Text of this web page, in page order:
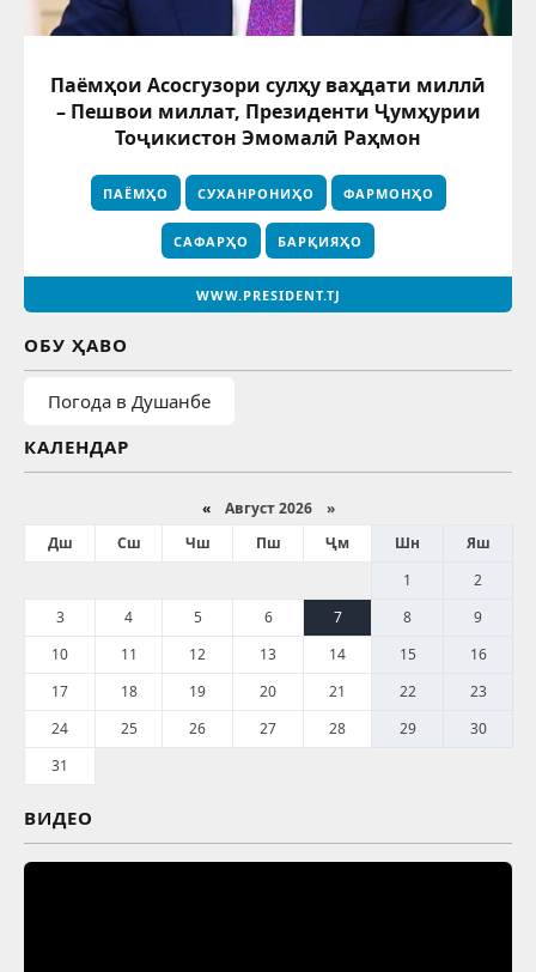
Паёмҳои Асосгузори сулҳу ваҳдати миллӣ
– Пешвои миллат, Президенти Ҷумҳурии
Тоҷикистон Эмомалӣ Раҳмон
ПАЁМҲО СУХАНРОНИҲО ФАРМОНҲО
САФАРҲО БАРҚИЯҲО
WWW.PRESIDENT.TJ
ОБУ ҲАВО
Погода в Душанбе
КАЛЕНДАР
«Август 2026 »
Дш
Сш Чш Пш Ҷм Шн
Яш
1
2
3
4 5 6 7 8
9
10
11 12 13 14 15
16
17
18 19 20 21 22
23
24
25 26 27 28 29
30
31
ВИДЕО